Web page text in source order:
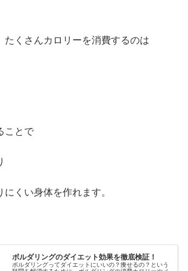
たくさんカロリーを消費するのは
ことで
くい身体を作れます。
ボルダリングのダイエット効果を徹底検証！
ボルダリングってダイエットにいいの？痩せるの？という